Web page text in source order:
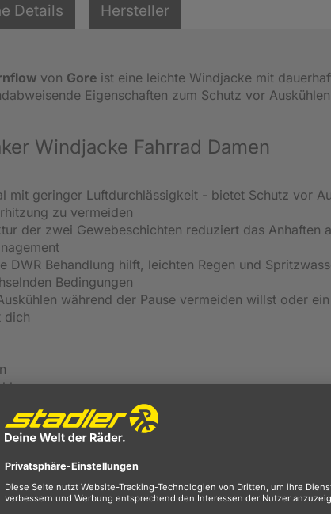
Details Hersteller
von Gore ist eine leichte Windjacke mit
Eigenschaften zum Schutz vor
Windjacke Fahrrad Damen
mit geringer Luftdurchlässigkeit - bietet Schutz vor
zu vermeiden
der zwei Gewebeschichten reduziert das Anhaften
DWR Behandlung hilft, leichten Regen und
Bedingungen
während der Pause vermeiden willst oder
dich
Schultern und unterem Rücken
Material
Schnitt
8% Polyester, 7% Elasthan